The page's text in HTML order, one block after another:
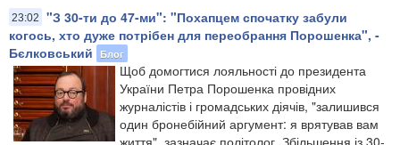
23:02
"З 30-ти до 47-ми": "Похапцем спочатку забули
когось, хто дуже потрібен для переобрання Порошенка", -
Бєлковський
Блог
Щоб домогтися лояльності до президента
України Петра Порошенка провідних
журналістів і громадських діячів, "залишився
один бронебійний аргумент: я врятував вам
життя", зазначає політолог. Збільшення із 30-